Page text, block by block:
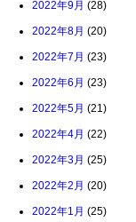
2022年9月 (28)
2022年8月 (20)
2022年7月 (23)
2022年6月 (23)
2022年5月 (21)
2022年4月 (22)
2022年3月 (25)
2022年2月 (20)
2022年1月 (25)